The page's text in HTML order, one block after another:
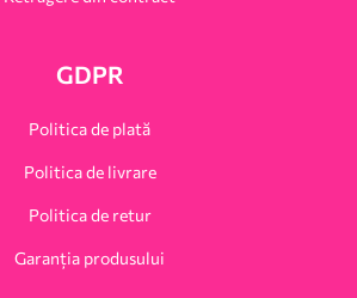
GDPR
Politica de plată
Politica de livrare
Politica de retur
Garanția produsului